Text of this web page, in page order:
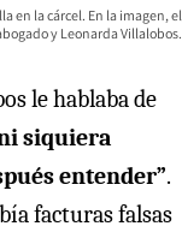
en la cárcel. En la imagen, el
y Leonarda Villalobos.
le hablaba de
siquiera
entender”.
facturas falsas